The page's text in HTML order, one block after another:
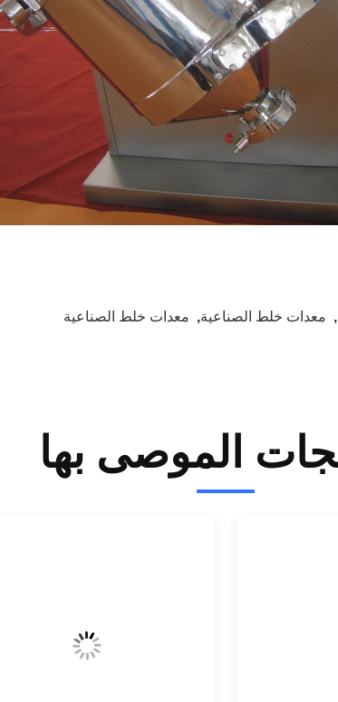
, معدات خلط الصناعية, معدات خلط الصناعية
الموصى بها